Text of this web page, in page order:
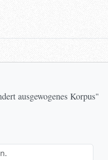
ausgewogenes Korpus"